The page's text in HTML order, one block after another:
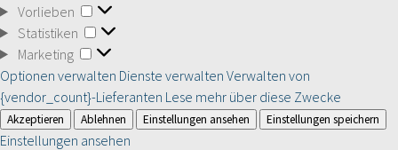
Vorlieben
Vorlieben
Statistiken
Statistiken
Marketing
Marketing
Optionen verwalten Dienste verwalten Verwalten von
{vendor_count}-Lieferanten Lese mehr über diese Zwecke
Akzeptieren Ablehnen Einstellungen ansehen Einstellungen speichern
Einstellungen ansehen